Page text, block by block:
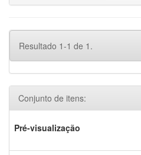
Resultado 1-1 de 1.
Conjunto de itens:
Pré-visualização